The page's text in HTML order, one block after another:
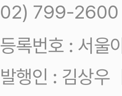
02) 799-2600
등록번호 : 서
발행인 : 김상우